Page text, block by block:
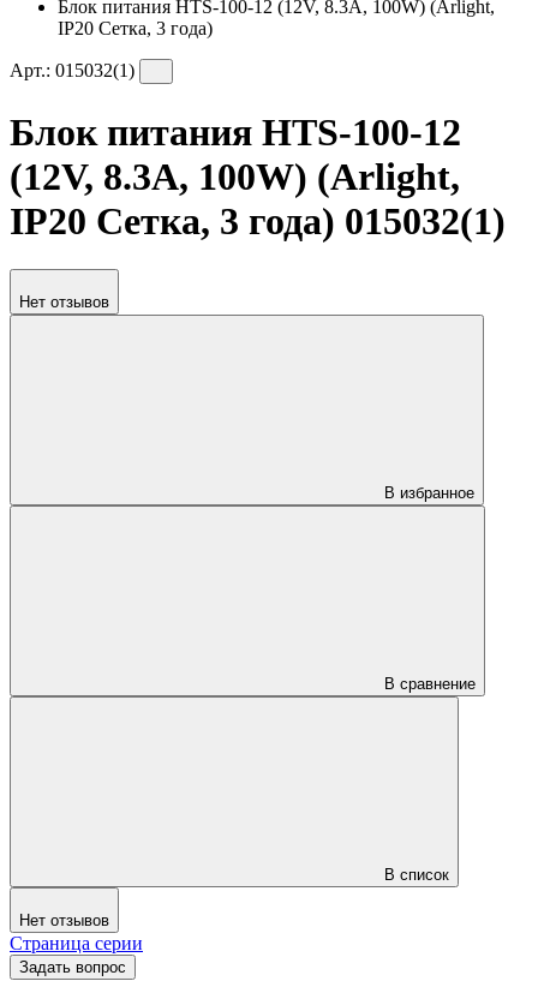
Блок питания HTS-100-12 (12V, 8.3A, 100W) (Arlight,
IP20 Сетка, 3 года)
Арт.: 015032(1)
Блок питания HTS-100-12
(12V, 8.3A, 100W) (Arlight,
IP20 Сетка, 3 года) 015032(1)
Нет отзывов
В избранное
В сравнение
В список
Нет отзывов
Страница серии
Задать вопрос